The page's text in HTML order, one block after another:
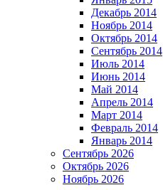
Декабрь 2014
Ноябрь 2014
Октябрь 2014
Сентябрь 2014
Июль 2014
Июнь 2014
Май 2014
Апрель 2014
Март 2014
Февраль 2014
Январь 2014
Сентябрь 2026
Октябрь 2026
Ноябрь 2026